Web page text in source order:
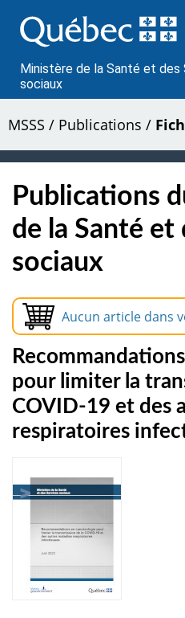
au
contenu
Ministère de la Santé et des
sociaux
MSSS / Publications /
Publications
de la Santé et
sociaux
Aucun article dans
pour limiter la
COVID-19 et des
respiratoires